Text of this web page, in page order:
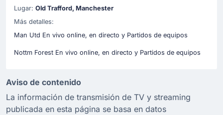
Lugar: Old Trafford, Manchester
Más detalles:
Man Utd En vivo online, en directo y Partidos de equipos
Nottm Forest En vivo online, en directo y Partidos de equipos
Aviso de contenido
La información de transmisión de TV y streaming
publicada en esta página se basa en datos